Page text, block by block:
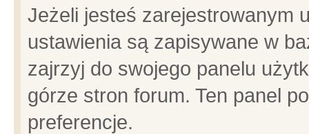
Jeżeli jesteś zarejestrowanym
ustawienia są zapisywane w
zajrzyj do swojego panelu
górze stron forum. Ten panel
preferencje.